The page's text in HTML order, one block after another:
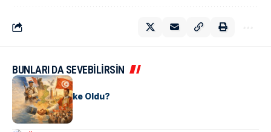
BUNLARI DA SEVEBİLİRSİN
KÜLTÜR
Tunus Nasıl Ülke Oldu?